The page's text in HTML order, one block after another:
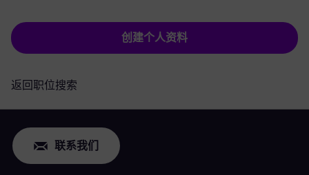
创建个人资料
返回职位搜索
联系我们